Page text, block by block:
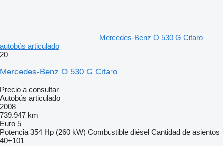
Mercedes-Benz O 530 G Citaro
autobús articulado
20
Mercedes-Benz O 530 G Citaro
Precio a consultar
Autobús articulado
2008
739.947 km
Euro 5
Potencia 354 Hp (260 kW) Combustible diésel Cantidad de asientos
40+101